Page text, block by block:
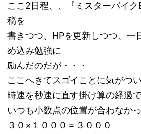
ここ2日程、、『ミスターバイ
稿を
書きつつ、HPを更新しつつ、一
め込み勉強に
励んだのだが・・・
ここへきてスゴイことに気がつ
時速を秒速に直す掛け算の経過で
いつも小数点の位置が合わなか
３０×１０００＝３０００